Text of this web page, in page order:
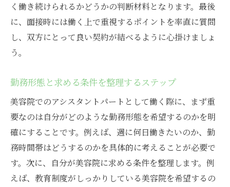
く働き続けられるかどうかの判断材料となります。最後
に、面接時には働く上で重視するポイントを率直に質問
し、双方にとって良い契約が結べるように心掛けましょ
う。
勤務形態と求める条件を整理するステップ
美容院でのアシスタントパートとして働く際に、まず重
要なのは自分がどのような勤務形態を希望するのかを明
確にすることです。例えば、週に何日働きたいのか、勤
務時間帯はどうするのかを具体的に考えることが必要で
す。次に、自分が美容院に求める条件を整理します。例
えば、教育制度がしっかりしている美容院を希望するの